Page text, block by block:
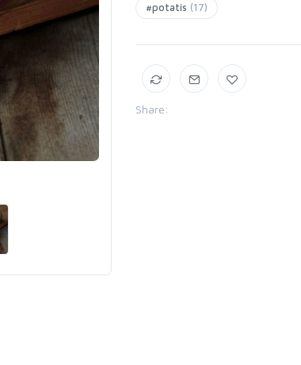
#potatis (17)
Share: